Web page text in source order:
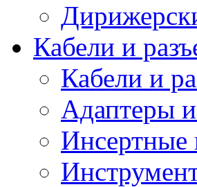
Кабели и
Кабели и
Адаптеры
Инсертные